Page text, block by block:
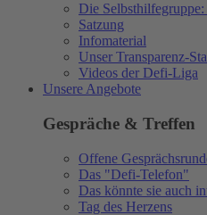
Die Selbsthilfegruppe:
Satzung
Infomaterial
Unser Transparenz-
Videos der Defi-Liga
Unsere Angebote
Gespräche & Treffen
Offene
Das "Defi-Telefon"
Das könnte sie auch
Tag des Herzens